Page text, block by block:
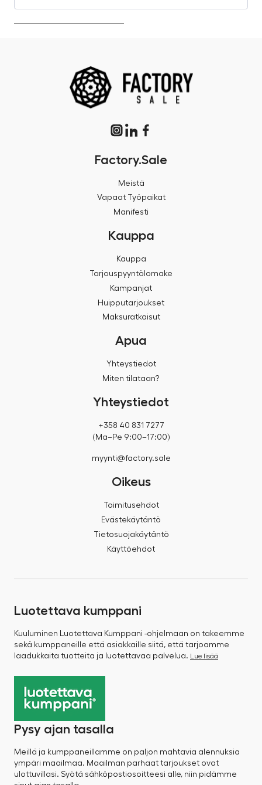
Factory.Sale
Meistä
Vapaat Työpaikat
Manifesti
Kauppa
Kauppa
Tarjouspyyntölomake
Kampanjat
Huipputarjoukset
Maksuratkaisut
Apua
Yhteystiedot
Miten tilataan?
Yhteystiedot
+358 40 831 7277
(Ma–Pe 9:00–17:00)
myynti@factory.sale
Oikeus
Toimitusehdot
Evästekäytäntö
Tietosuojakäytäntö
Käyttöehdot
Luotettava kumppani
Kuuluminen Luotettava Kumppani -ohjelmaan on takeemme
sekä kumppaneille että asiakkaille siitä, että tarjoamme
laadukkaita tuotteita ja luotettavaa palvelua. Lue lisää
Pysy ajan tasalla
Meillä ja kumppaneillamme on paljon mahtavia alennuksia
ympäri maailmaa. Maailman parhaat tarjoukset ovat
ulottuvillasi. Syötä sähköpostiosoitteesi alle, niin pidämme